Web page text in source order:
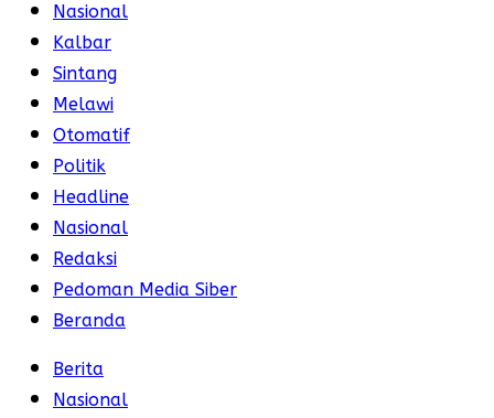
Nasional
Kalbar
Sintang
Melawi
Otomatif
Politik
Headline
Nasional
Redaksi
Pedoman Media Siber
Beranda
Berita
Nasional